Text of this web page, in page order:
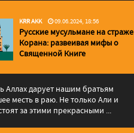
KRR AKK 09.06.2024, 18:56
Русские мусульмане на страже
Корана: pазвеивая мифы о
Священной Книге
Аллах дарует нашим братьям
месть в раю. Не только Али и
за этими прекрасными ...